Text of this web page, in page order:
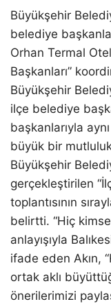
Büyükşehir
belediye
Orhan Termal
Başkanları”
Büyükşehir
ilçe belediye
başkanlarıyla
büyük bir
Büyükşehir
gerçekleştirilen
toplantısının
belirtti. “Hiç
anlayışıyla
ifade eden Akın,
ortak aklı
önerilerimizi